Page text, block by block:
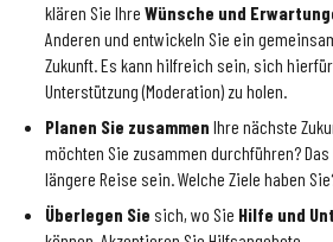
klären Sie IhreWünsche und
Anderen und entwickeln Sie ein
Zukunft. Es kann hilfreich sein, sich
Unterstützung (Moderation) zu holen.
Planen Sie zusammen Ihre nächste
möchten Sie zusammen durchführen?
längere Reise sein. Welche Ziele haben
Überlegen Sie sich, wo Sie Hilfe und